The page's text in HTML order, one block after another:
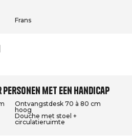
Frans
met een handicap
Ontvangstdesk 70 à 80 cm
hoog
Douche met stoel +
circulatieruimte